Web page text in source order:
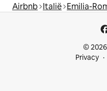
Airbnb Italië Emilia-
©
Privacy